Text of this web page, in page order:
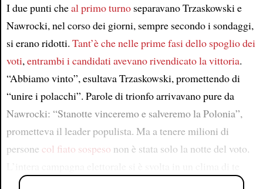
I due punti cheal primo turnoseparavano Trzaskowski e
Nawrocki, nel corso dei giorni, sempre secondo i sondaggi,
si erano ridotti. Tant’è che nelle prime fasi dello spoglio dei
voti,entrambi i candidati avevano rivendicato la vittoria.
“Abbiamo vinto”, esultava Trzaskowski, promettendo di
“unire i polacchi”. Parole di trionfo arrivavano pure da
Nawrocki: “Stanotte vinceremo e salveremo la Polonia”,
prometteva il leader populista. Ma a tenere milioni di
persone col fiato sospeso non è stata solo la notte del voto.